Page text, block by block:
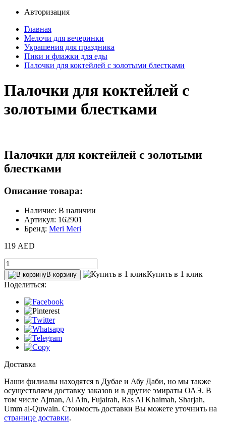
Авторизация
Главная
Мелочи для вечеринки
Украшения для праздника
Пики и флажки для еды
Палочки для коктейлей с золотыми блестками
Палочки для коктейлей с
золотыми блестками
Палочки для коктейлей с золотыми
блестками
Описание товара:
Наличие: В наличии
Артикул: 162901
Бренд: Meri Meri
119 AED
В корзину
Купить в 1 клик
Поделиться:
Доставка
Наши филиалы находятся в Дубае и Абу Даби, но мы также
осуществляем доставку заказов и в другие эмираты ОАЭ. В
том числе Ajman, Al Ain‎, Fujairah, Ras Al Khaimah, Sharjah,
Umm al-Quwain. Стоимость доставки Вы можете уточнить на
странице доставки.